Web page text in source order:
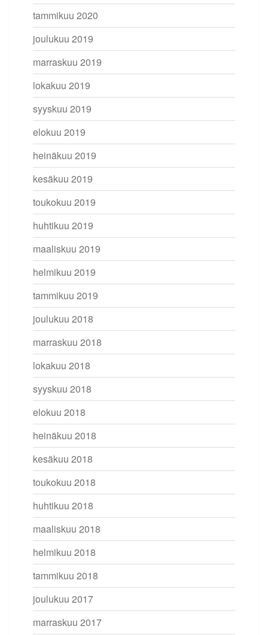
tammikuu 2020
joulukuu 2019
marraskuu 2019
lokakuu 2019
syyskuu 2019
elokuu 2019
heinäkuu 2019
kesäkuu 2019
toukokuu 2019
huhtikuu 2019
maaliskuu 2019
helmikuu 2019
tammikuu 2019
joulukuu 2018
marraskuu 2018
lokakuu 2018
syyskuu 2018
elokuu 2018
heinäkuu 2018
kesäkuu 2018
toukokuu 2018
huhtikuu 2018
maaliskuu 2018
helmikuu 2018
tammikuu 2018
joulukuu 2017
marraskuu 2017